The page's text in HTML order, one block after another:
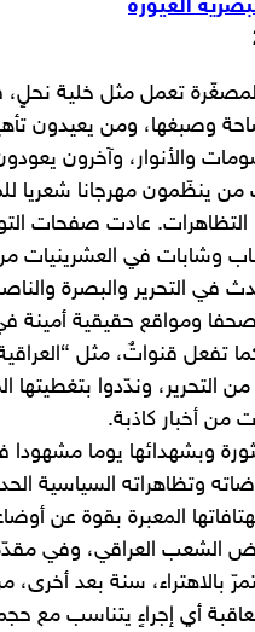
الغيورة
تعمل مثل خلية نحلٍ،
وصبغها، ومن يعيدون
والأنوار، وآخرون
من ينظّمون مهرجانا شعريا
التظاهرات. عادت صفحات
وشابات في العشرينيات
في التحرير والبصرة
ومواقع حقيقية أمينة
تفعل قنواتٌ، مثل
التحرير، وندّدوا بتغطيتها
من أخبار كاذبة.
وبشهدائها يوما مشهودا
وتظاهراته السياسية
المعبرة بقوة عن
الشعب العراقي، وفي
بالاهتراء، سنة بعد
أي إجراءٍ يتناسب مع